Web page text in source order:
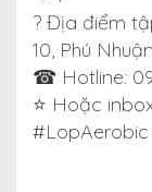
? Địa điểm
10, Phú Nhuận
☎ Hotline:
⭐ Hoặc